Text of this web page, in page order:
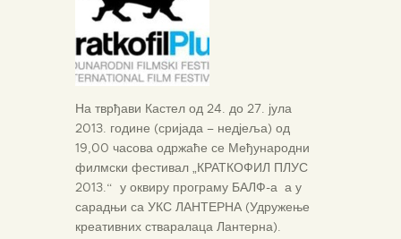
На тврђави Кастел од 24. до 27. јула
2013. године (сријада – недјеља) од
19,00 часова одржаће се Међународни
филмски фестивал „КРАТКОФИЛ ПЛУС
2013.“ у оквиру програму БАЛФ-а а у
сарадњи са УКС ЛАНТЕРНА (Удружење
креативних стваралаца Лантерна).